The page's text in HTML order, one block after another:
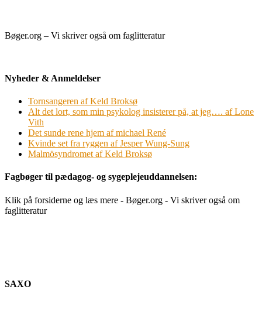
Bøger.org – Vi skriver også om faglitteratur
Nyheder & Anmeldelser
Tornsangeren af Keld Broksø
Alt det lort, som min psykolog insisterer på, at jeg…. af Lone
Vith
Det sunde rene hjem af michael René
Kvinde set fra ryggen af Jesper Wung-Sung
Malmösyndromet af Keld Broksø
Fagbøger til pædagog- og sygeplejeuddannelsen:
Klik på forsiderne og læs mere - Bøger.org - Vi skriver også om
faglitteratur
SAXO